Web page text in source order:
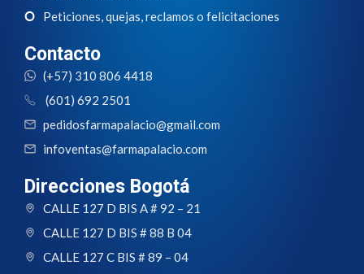
Peticiones, quejas, reclamos o felicitaciones
Contacto
(+57) 310 806 4418
(601) 692 2501
pedidosfarmapalacio@gmail.com
infoventas@farmapalacio.com
Direcciones Bogotá
CALLE 127 D BIS A # 92 – 21
CALLE 127 D BIS # 88 B 04
CALLE 127 C BIS # 89 – 04